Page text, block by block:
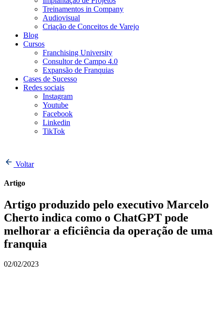
Treinamentos in Company
Audiovisual
Criação de Conceitos de Varejo
Blog
Cursos
Franchising University
Consultor de Campo 4.0
Expansão de Franquias
Cases de Sucesso
Redes sociais
Instagram
Youtube
Facebook
Linkedin
TikTok
Voltar
Artigo
Artigo produzido pelo executivo Marcelo
Cherto indica como o ChatGPT pode
melhorar a eficiência da operação de uma
franquia
02/02/2023